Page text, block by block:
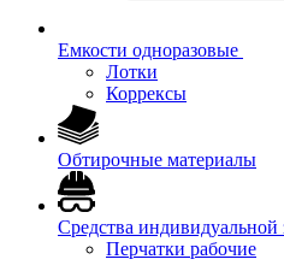
Емкости одноразовые
Лотки
Коррексы
Обтирочные материалы
Средства
Перчатки рабочие